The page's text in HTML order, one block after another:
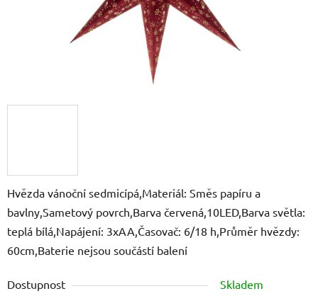
Hvězda vánoční sedmicípá,Materiál: Směs papíru a
bavlny,Sametový povrch,Barva červená,10LED,Barva světla:
teplá bílá,Napájení: 3xAA,Časovač: 6/18 h,Průměr hvězdy:
60cm,Baterie nejsou součástí balení
Dostupnost
Skladem